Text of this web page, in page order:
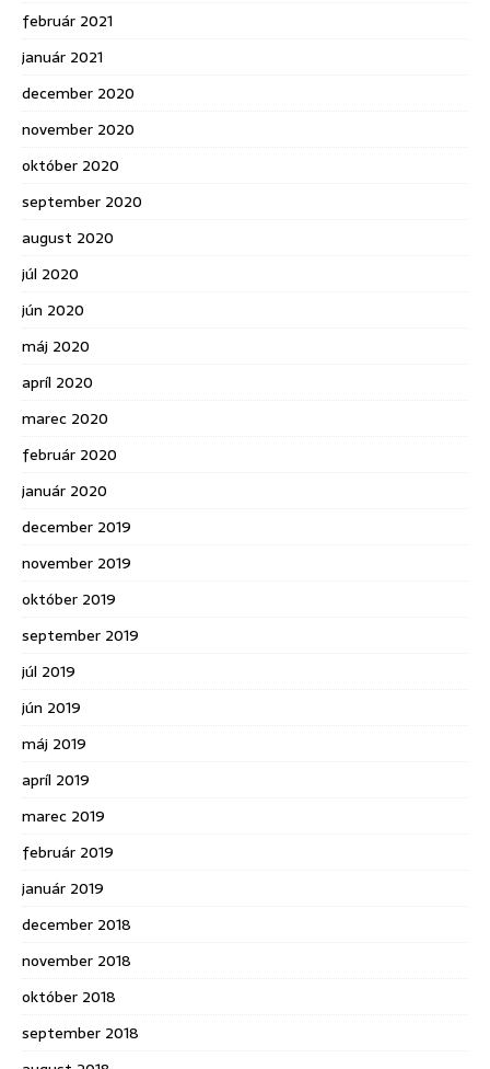
február 2021
január 2021
december 2020
november 2020
október 2020
september 2020
august 2020
júl 2020
jún 2020
máj 2020
apríl 2020
marec 2020
február 2020
január 2020
december 2019
november 2019
október 2019
september 2019
júl 2019
jún 2019
máj 2019
apríl 2019
marec 2019
február 2019
január 2019
december 2018
november 2018
október 2018
september 2018